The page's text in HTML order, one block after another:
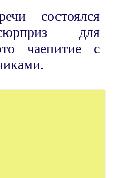
состоялся
для
чаепитие с